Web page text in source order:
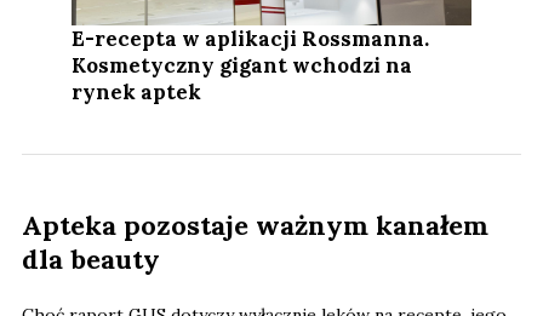
E-recepta w aplikacji Rossmanna.
Kosmetyczny gigant wchodzi na
rynek aptek
Apteka pozostaje ważnym kanałem
dla beauty